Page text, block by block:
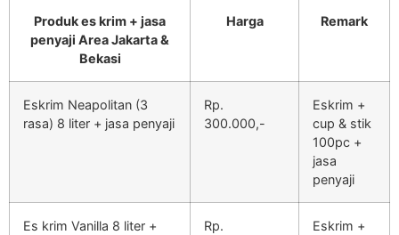
Produk es krim + jasa
penyaji Area Jakarta &
Bekasi
Harga Remark
Eskrim Neapolitan (3
rasa) 8 liter + jasa penyaji
Rp.
300.000,-
Eskrim +
cup & stik
100pc +
jasa
penyaji
Es krim Vanilla 8 liter +
Rp.
Eskrim +